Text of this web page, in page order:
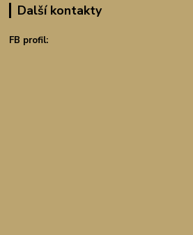
Další kontakty
FB profil: